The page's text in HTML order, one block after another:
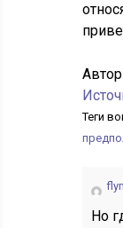
Теги
Но